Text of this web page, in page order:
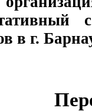
в г.